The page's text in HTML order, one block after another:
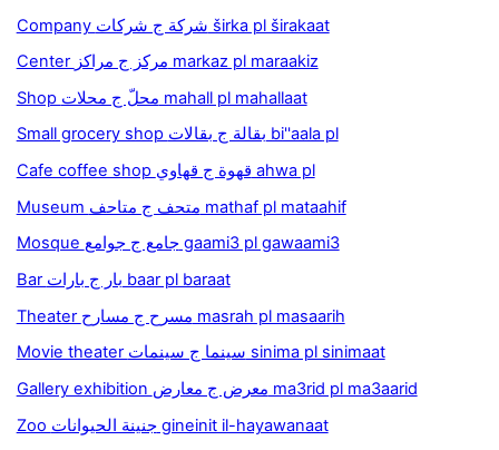
Company شركة ج شركات širka pl širakaat
Center مركز ج مراكز markaz pl maraakiz
Shop محلّ ج محلات mahall pl mahallaat
Small grocery shop بقالة ج بقالات bi''aala pl
Cafe coffee shop قهوة ج قهاوي ahwa pl
Museum متحف ج متاحف mathaf pl mataahif
Mosque جامع ج جوامع gaami3 pl gawaami3
Bar بار ج بارات baar pl baraat
Theater مسرح ج مسارح masrah pl masaarih
Movie theater سينما ج سينمات sinima pl sinimaat
Gallery exhibition معرض ج معارض ma3rid pl ma3aarid
Zoo جنينة الحيوانات gineinit il-hayawanaat